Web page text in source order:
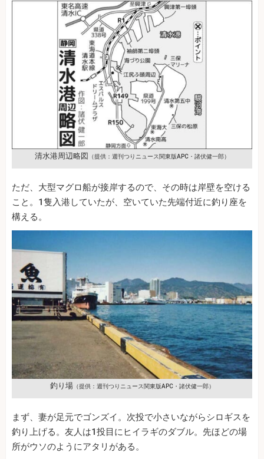
清水港周辺略図 （提供：週刊つりニュース関東版APC・諸伏健一郎）
ただ、大型マグロ船が接岸するので、その時は岸壁を空ける
こと。1隻入港していたが、空いていた先端付近に釣り座を
構える。
釣り場（提供：週刊つりニュース関東版APC・諸伏健一郎）
まず、妻が足元でゴンズイ。次投で小さいながらシロギスを
釣り上げる。友人は1投目にヒイラギのダブル。先ほどの場
所がウソのようにアタリがある。